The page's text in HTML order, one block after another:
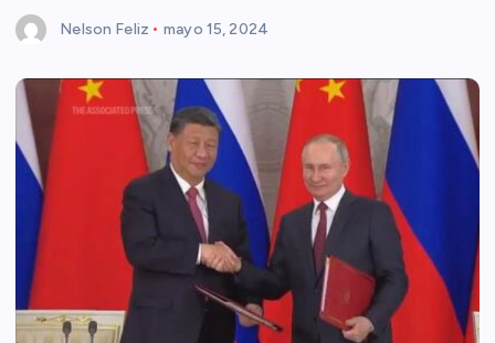
Nelson Feliz mayo 15, 2024